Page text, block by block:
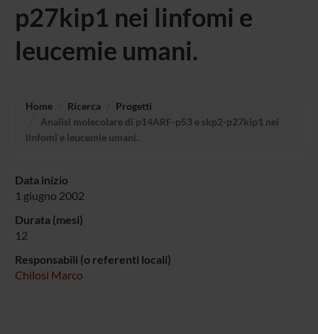
p27kip1 nei linfomi e
leucemie umani.
Home Ricerca
Progetti
Analisi molecolare di p14ARF-p53 e skp2-p27kip1 nei
linfomi e leucemie umani.
Data inizio
1 giugno 2002
Durata (mesi)
12
Responsabili (o referenti locali)
Chilosi Marco